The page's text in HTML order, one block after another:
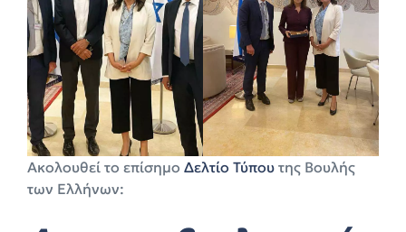
Ακολουθεί το επίσημο Δελτίο Τύπου της Βουλής
των Ελλήνων: